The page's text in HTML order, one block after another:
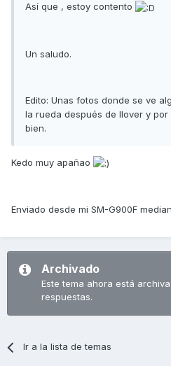
Así que , estoy contento
Un saludo.
Edito: Unas fotos donde se ve
la rueda después de llover y
bien.
Kedo muy apañao
Enviado desde mi SM-G900F
Archivado
Este tema ahora está
respuestas.
Ir a la lista de temas